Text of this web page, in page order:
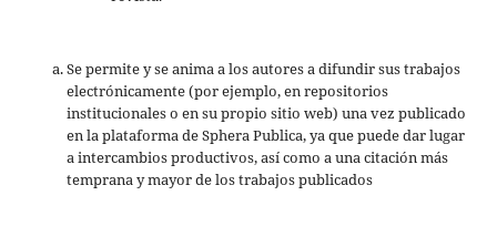
Se permite y se anima a los autores a difundir sus trabajos
electrónicamente (por ejemplo, en repositorios
institucionales o en su propio sitio web) una vez publicado
en la plataforma de Sphera Publica, ya que puede dar lugar
a intercambios productivos, así como a una citación más
temprana y mayor de los trabajos publicados